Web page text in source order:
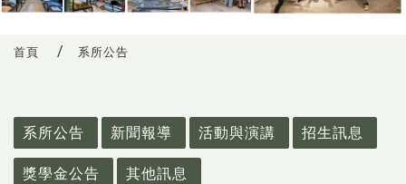
首頁 系所公告
系所公告
新聞報導 活動與演講 招生訊息
獎學金公告 其他訊息